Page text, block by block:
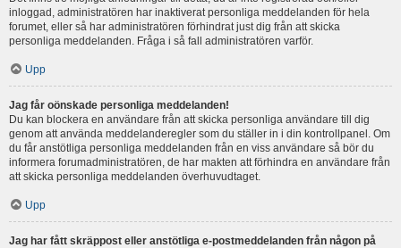
inloggad, administratören har inaktiverat personliga meddelanden för hela
forumet, eller så har administratören förhindrat just dig från att skicka
personliga meddelanden. Fråga i så fall administratören varför.
Upp
Jag får oönskade personliga meddelanden!
Du kan blockera en användare från att skicka personliga användare till dig
genom att använda meddelanderegler som du ställer in i din kontrollpanel. Om
du får anstötliga personliga meddelanden från en viss användare så bör du
informera forumadministratören, de har makten att förhindra en användare från
att skicka personliga meddelanden överhuvudtaget.
Upp
Jag har fått skräppost eller anstötliga e-postmeddelanden från någon på